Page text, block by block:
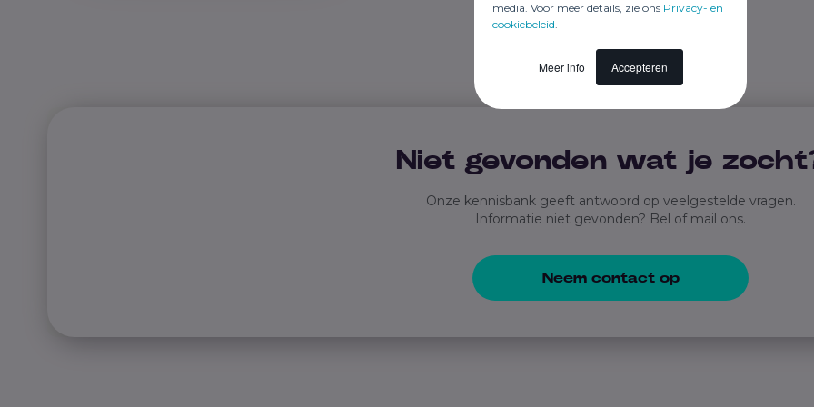
media. Voor meer details, zie ons Privacy- en
cookiebeleid.
Meer info Accepteren
Niet gevonden wat je
Onze kennisbank geeft antwoord op veelgestelde vragen.
Informatie niet gevonden? Bel of mail ons.
Neem contact op